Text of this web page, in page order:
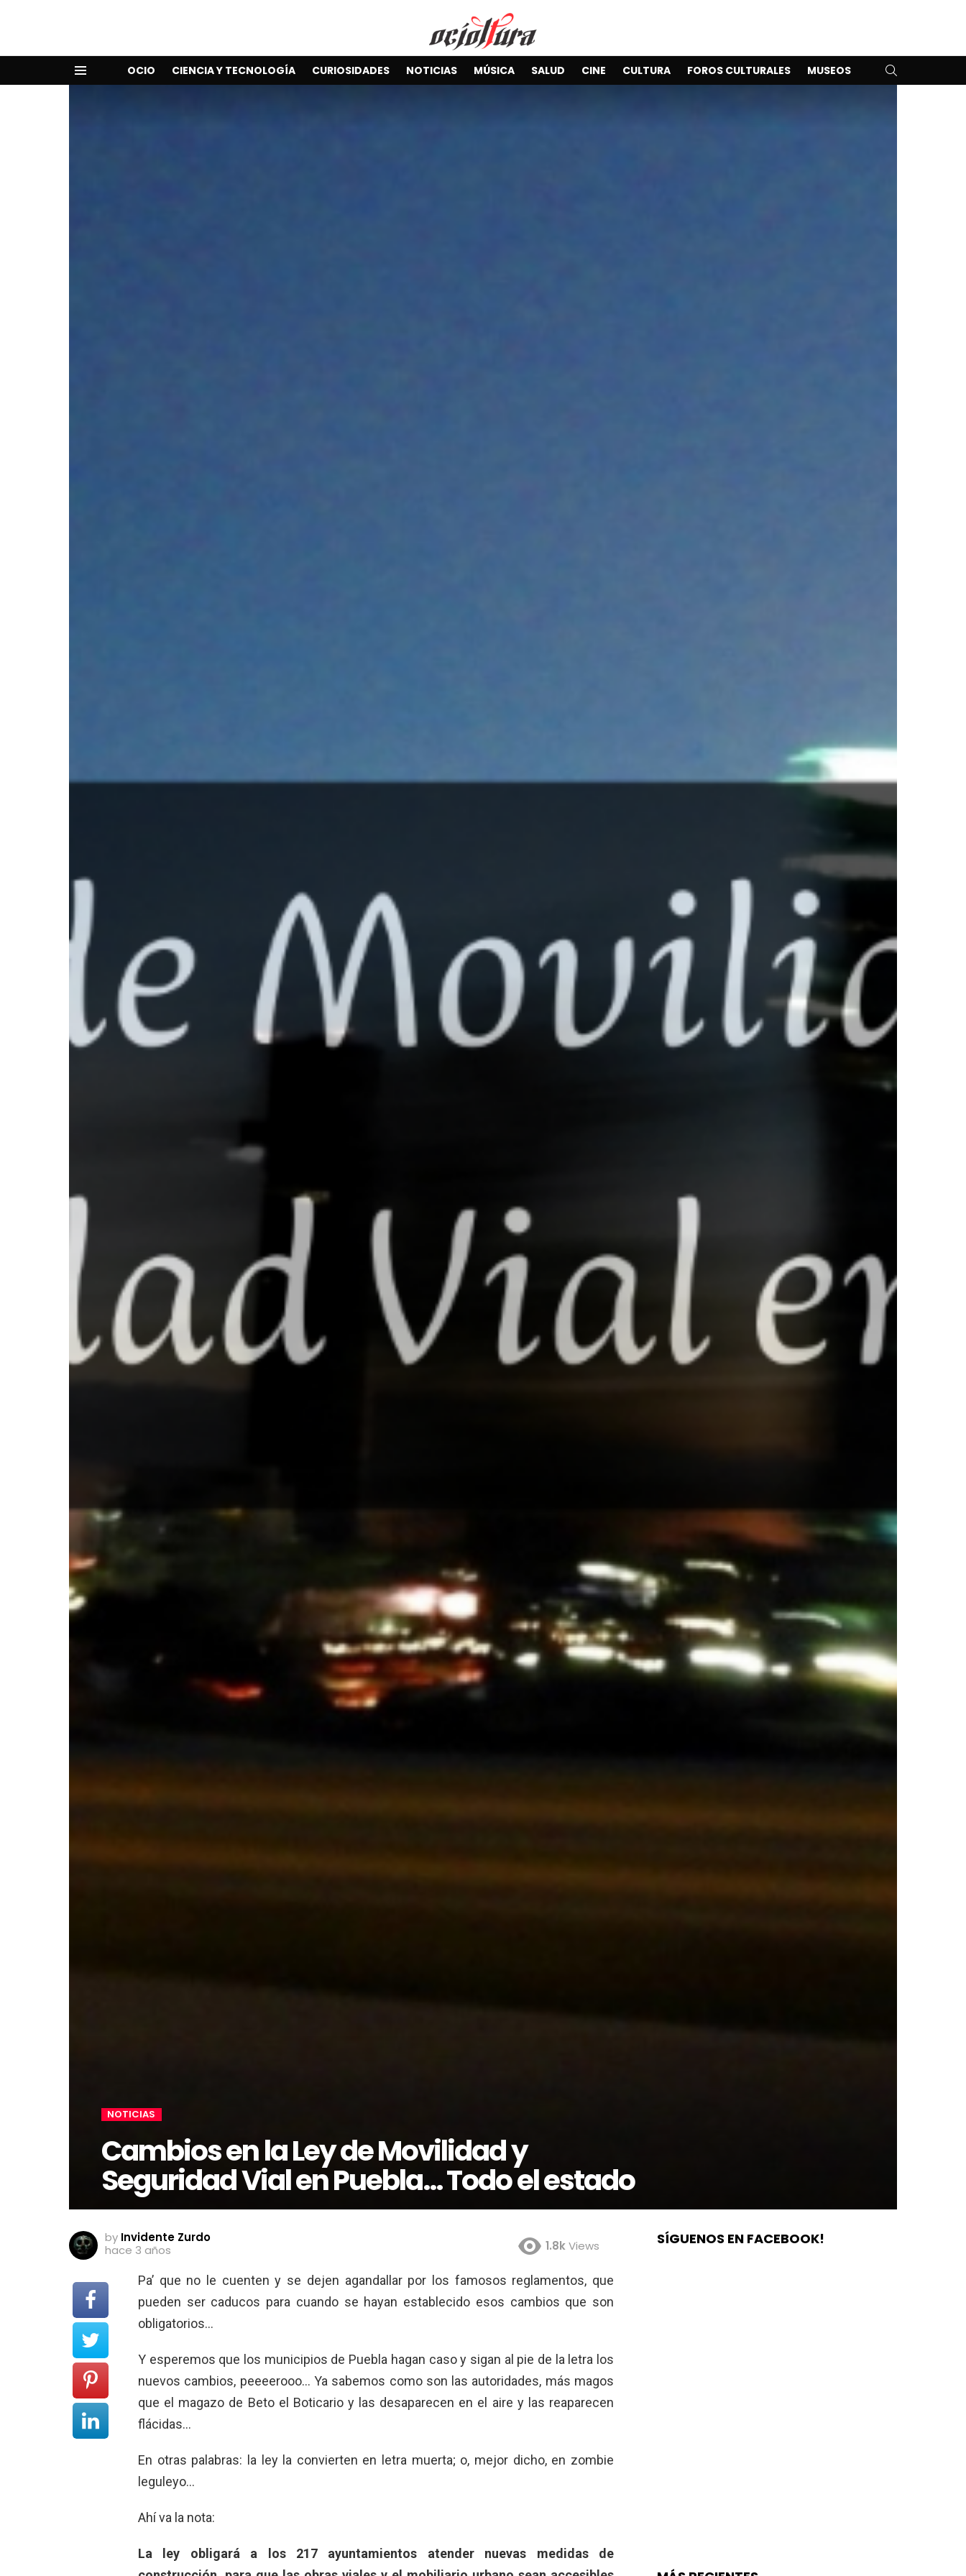
OCIO CIENCIA Y TECNOLOGÍA CURIOSIDADES NOTICIAS MÚSICA SALUD CINE CULTURA FOROS CULTURALES MUSEOS
NOTICIAS
Cambios en la Ley de Movilidad y
Seguridad Vial en Puebla… Todo el estado
by Invidente Zurdo
hace 3 años
1.8kViews
Pa’ que no le cuenten y se dejen agandallar por los famosos reglamentos, que
pueden ser caducos para cuando se hayan establecido esos cambios que son
obligatorios…
Y esperemos que los municipios de Puebla hagan caso y sigan al pie de la letra los
nuevos cambios, peeeerooo… Ya sabemos como son las autoridades, más magos
que el magazo de Beto el Boticario y las desaparecen en el aire y las reaparecen
flácidas…
En otras palabras: la ley la convierten en letra muerta; o, mejor dicho, en zombie
leguleyo…
Ahí va la nota:
La ley obligará a los 217 ayuntamientos atender nuevas medidas de
SÍGUENOS EN FACEBOOK!